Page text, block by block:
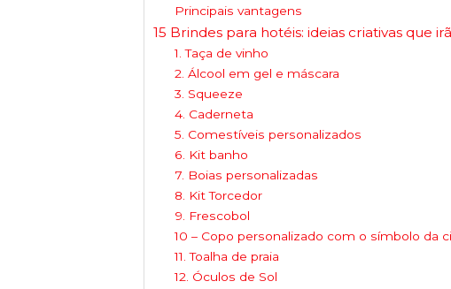
Principais vantagens
15 Brindes para hotéis: ideias criativas que
1. Taça de vinho
2. Álcool em gel e máscara
3. Squeeze
4. Caderneta
5. Comestíveis personalizados
6. Kit banho
7. Boias personalizadas
8. Kit Torcedor
9. Frescobol
10 – Copo personalizado com o símbolo da
11. Toalha de praia
12. Óculos de Sol